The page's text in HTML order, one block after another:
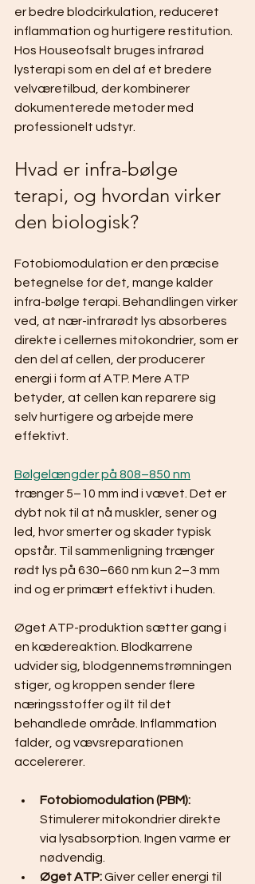
er bedre blodcirkulation, reduceret
inflammation og hurtigere restitution.
Hos Houseofsalt bruges infrarød
lysterapi som en del af et bredere
velværetilbud, der kombinerer
dokumenterede metoder med
professionelt udstyr.
Hvad er infra-bølge
terapi, og hvordan virker
den biologisk?
Fotobiomodulation er den præcise
betegnelse for det, mange kalder
infra-bølge terapi. Behandlingen virker
ved, at nær-infrarødt lys absorberes
direkte i cellernes mitokondrier, som er
den del af cellen, der producerer
energi i form af ATP. Mere ATP
betyder, at cellen kan reparere sig
selv hurtigere og arbejde mere
effektivt.
Bølgelængder på 808–850 nm
trænger 5–10 mm ind i vævet. Det er
dybt nok til at nå muskler, sener og
led, hvor smerter og skader typisk
opstår. Til sammenligning trænger
rødt lys på 630–660 nm kun 2–3 mm
ind og er primært effektivt i huden.
Øget ATP-produktion sætter gang i
en kædereaktion. Blodkarrene
udvider sig, blodgennemstrømningen
stiger, og kroppen sender flere
næringsstoffer og ilt til det
behandlede område. Inflammation
falder, og vævsreparationen
accelererer.
Fotobiomodulation (PBM):
Stimulerer mitokondrier direkte
via lysabsorption. Ingen varme er
nødvendig.
Øget ATP: Giver celler energi til